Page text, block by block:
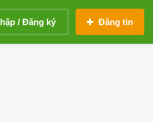
/ Đăng ký Đăng tin